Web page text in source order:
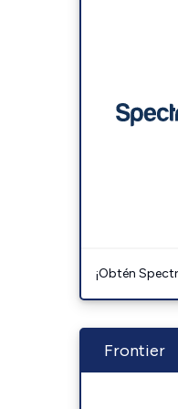
¡Obtén
Frontier